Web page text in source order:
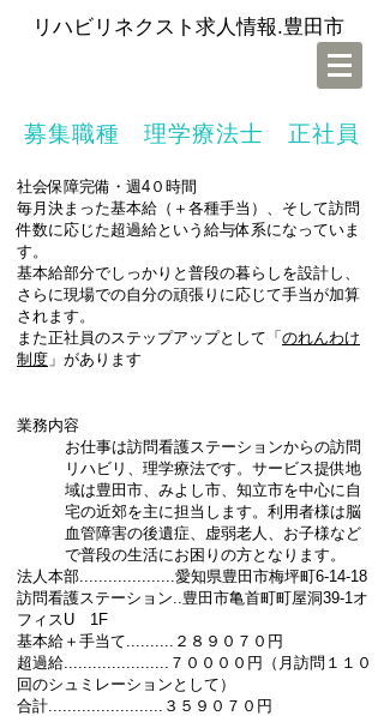
リハビリネクスト求人情報.豊田市
募集職種 理学療法士 正社員
社会保障完備・週4０時間
毎月決まった基本給（＋各種手当）、そして訪問
件数に応じた超過給という給与体系になっていま
す。
基本給部分でしっかりと普段の暮らしを設計し、
さらに現場での自分の頑張りに応じて手当が加算
されます。
また正社員のステップアップとして「 のれんわけ
制度 」があります
業務内容
お仕事は訪問看護ステーションからの訪問
リハビリ、理学療法です。サービス提供地
域は豊田市、みよし市、知立市を中心に自
宅の近郊を主に担当します。利用者様は脳
血管障害の後遺症、虚弱老人、お子様など
で普段の生活にお困りの方となります。
法人本部....................愛知県豊田市梅坪町6-14-18
​訪問看護ステーション..豊田市亀首町町屋洞39-1オ
フィスU 1F
基本給＋手当て..........２８９０７０円
超過給......................７００００円（月訪問１１０
回のシュミレーションとして）
合計........................３５９０７０円